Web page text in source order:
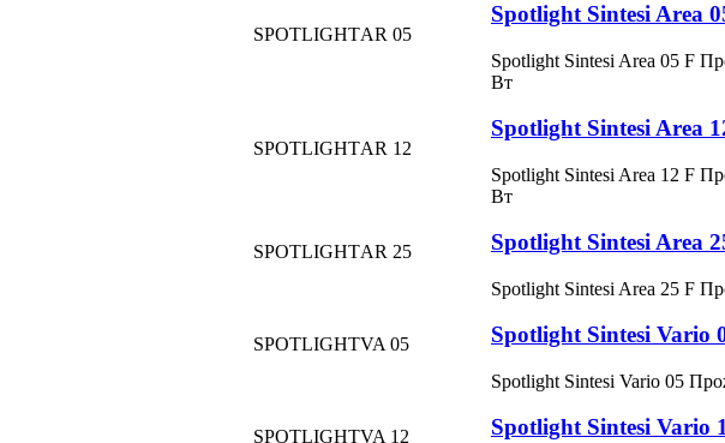
SPOTLIGHTAR 05
Spotlight Sintesi Area
Spotlight Sintesi Area 05 F
Вт
SPOTLIGHTAR 12
Spotlight Sintesi Area
Spotlight Sintesi Area 12 F
Вт
SPOTLIGHTAR 25 Spotlight Sintesi Area
Spotlight Sintesi Area 25 F
SPOTLIGHTVA 05 Spotlight Sintesi Vario
Spotlight Sintesi Vario 05
SPOTLIGHTVA 12 Spotlight Sintesi Vario